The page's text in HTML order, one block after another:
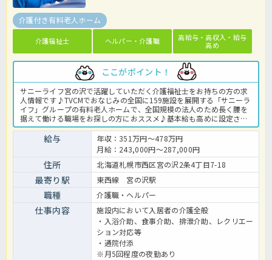
介護付き有料老人ホーム
介護福祉士 ヘルパー・介護職
高給与・高収入・給与
高め
ここがポイント！
サニーライフ宮の沢で活躍していただく介護福祉士をお持ちの方の求
人情報です♪TVCMでおなじみの全国に159施設を展開する「サニーラ
イフ」グループの有料老人ホームで、全国規模の法人のため長く腰を
据えて働ける職場をお探しの方におススメ♪基本給も高めに設定され
ており、毎月の給与も魅力的な求人です◎月9日と休暇もしっかり取
得OK！1食200円で利用可能な社内食もうれしいポイント♪まずはお
気軽にほっ介護までお問い合わせくださいね。有料老人ホームでの介
護業務全般です。 ＜介護職 正職員 有料老人ホームの求人＞
給与
年収：351万円～478万円
月給：243,000円～287,000円
住所 北海道札幌市西区宮の沢2条4丁目7-18
最寄り駅 東西線 宮の沢駅
職種 介護職・ヘルパー
仕事内容
施設内において入居者の介護全般
・入浴介助、食事介助、排泄介助、レクリエー
ション対応等
・通院付添
※月5回程度の夜勤あり